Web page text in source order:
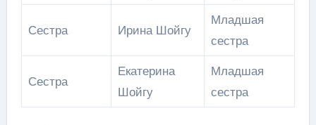
Сестра Ирина Шойгу
Младшая
сестра
Сестра
Екатерина
Шойгу
Младшая
сестра